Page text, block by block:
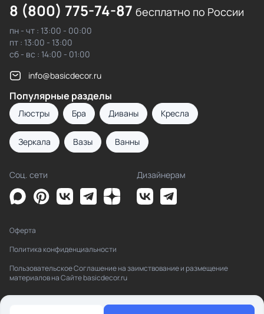
8 (800) 775-74-87 бесплатно по России
пн - чт : 13:00 - 00:00
пт : 13:00 - 13:00
сб - вс : 14:00 - 01:00
info@basicdecor.ru
Популярные разделы
Люстры Бра Диваны Кресла
Зеркала Вазы Ванны
Соц. сети Дизайнерам
Оферта
Политика конфиденциальности
Пользовательское Соглашение на заимствование и размещение
материалов на Сайте basicdecor.ru